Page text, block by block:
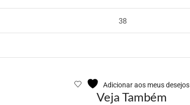
38
Adicionar aos meus desejos
Veja Também